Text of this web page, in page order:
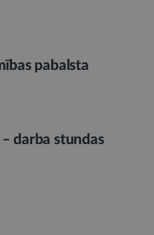
pabalsta
darba stundas